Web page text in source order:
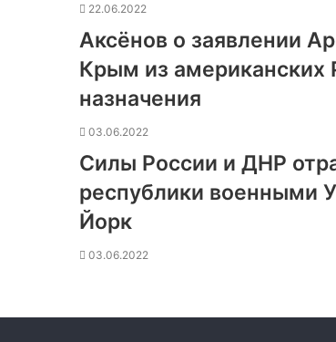
22.06.2022
Аксёнов о заявлении
Крым из американских
назначения
03.06.2022
Силы России и ДНР
республики военными
Йорк
03.06.2022